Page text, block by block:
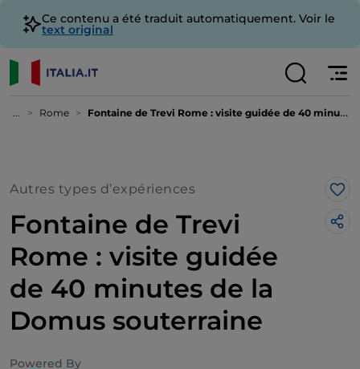
Ce contenu a été traduit automatiquement. Voir le
text original
... Rome Fontaine de Trevi Rome : visite guidée de 40 minutes de la Domus souterraine
Autres types d’expériences
Fontaine de Trevi
Rome : visite guidée
de 40 minutes de la
Domus souterraine
Powered By